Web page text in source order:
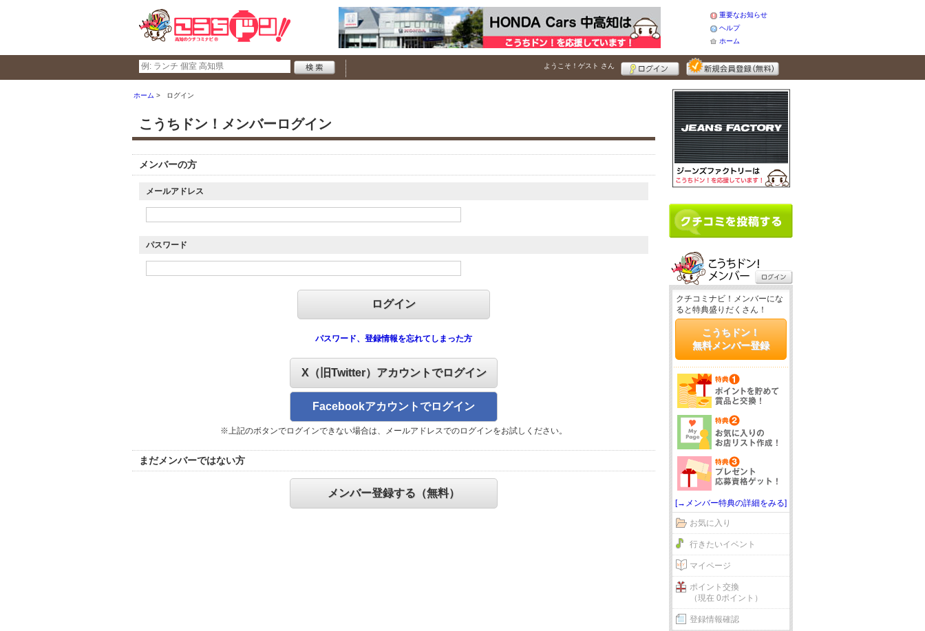
重要なお知らせ
ヘルプ
ホーム
ようこそ！ ゲスト さん
ホーム ログイン
こうちドン！メンバーログイン
メンバーの方
メールアドレス
パスワード
パスワード、登録情報を忘れてしまった方
X（旧Twitter）アカウントでログイン
Facebookアカウントでログイン
※上記のボタンでログインできない場合は、メールアドレスでのログインをお試しください。
まだメンバーではない方
メンバー登録する（無料）
クチコミナビ！メンバーにな
ると特典盛りだくさん！
こうちドン！
無料メンバー登録
[→メンバー特典の詳細をみる]
お気に入り
行きたいイベント
マイページ
ポイント交換
（現在 0ポイント）
登録情報確認